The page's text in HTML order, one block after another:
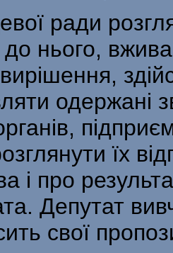
ради
нього,
одержані
їх
і про
Депутат
свої